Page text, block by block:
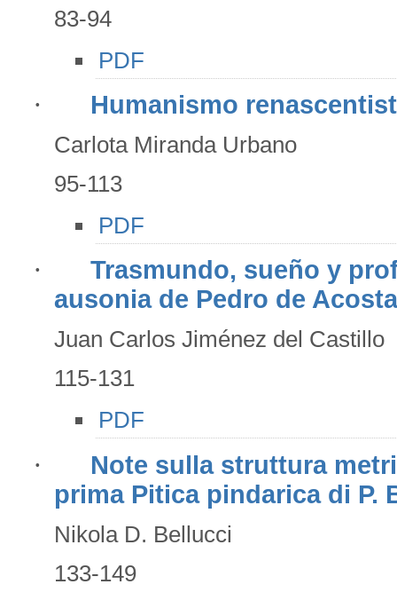
83-94
PDF
· Humanismo
Carlota Miranda Urbano
95-113
PDF
·
Trasmundo, sueño y
ausonia de Pedro de
Juan Carlos Jiménez del Castillo
115-131
PDF
·
Note sulla struttura
prima Pitica pindarica di P.
Nikola D. Bellucci
133-149